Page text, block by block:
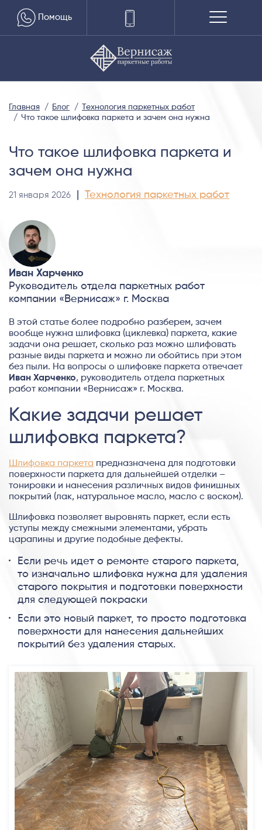
Помощь
Главная Блог
Технология паркетных работ
Что такое шлифовка паркета и зачем она нужна
Что такое шлифовка паркета и
зачем она нужна
21 января 2026 Технология паркетных работ
Иван Харченко
Руководитель отдела паркетных работ
компании «Вернисаж» г. Москва
В этой статье более подробно разберем, зачем
вообще нужна шлифовка (циклевка) паркета, какие
задачи она решает, сколько раз можно шлифовать
разные виды паркета и можно ли обойтись при этом
без пыли. На вопросы о шлифовке паркета отвечает
Иван Харченко, руководитель отдела паркетных
работ компании «Вернисаж» г. Москва.
Какие задачи решает
шлифовка паркета?
Шлифовка паркета предназначена для подготовки
поверхности паркета для дальнейшей отделки –
тонировки и нанесения различных видов финишных
покрытий (лак, натуральное масло, масло с воском).
Шлифовка позволяет выровнять паркет, если есть
уступы между смежными элементами, убрать
царапины и другие подобные дефекты.
Если речь идет о ремонте старого паркета,
то изначально шлифовка нужна для удаления
старого покрытия и подготовки поверхности
для следующей покраски
Если это новый паркет, то просто подготовка
поверхности для нанесения дальнейших
покрытий без удаления старых.